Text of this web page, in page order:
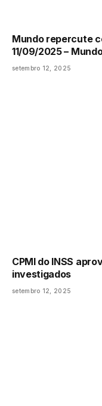
Mundo repercute
11/09/2025 –
setembro 12, 2025
CPMI do INSS
investigados
setembro 12, 2025